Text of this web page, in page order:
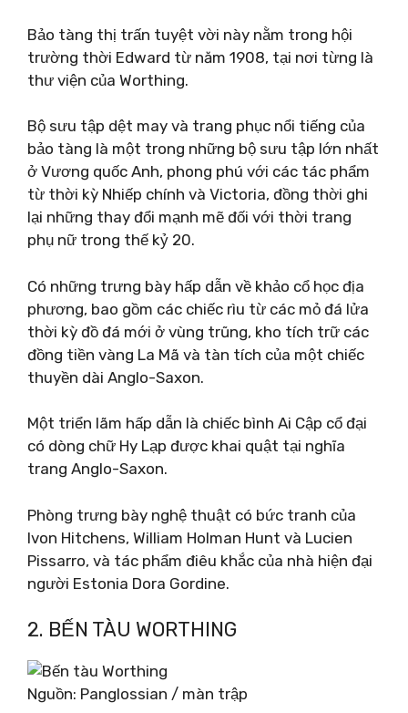
Bảo tàng thị trấn tuyệt vời này nằm trong hội
trường thời Edward từ năm 1908, tại nơi từng là
thư viện của Worthing.
Bộ sưu tập dệt may và trang phục nổi tiếng của
bảo tàng là một trong những bộ sưu tập lớn nhất
ở Vương quốc Anh, phong phú với các tác phẩm
từ thời kỳ Nhiếp chính và Victoria, đồng thời ghi
lại những thay đổi mạnh mẽ đối với thời trang
phụ nữ trong thế kỷ 20.
Có những trưng bày hấp dẫn về khảo cổ học địa
phương, bao gồm các chiếc rìu từ các mỏ đá lửa
thời kỳ đồ đá mới ở vùng trũng, kho tích trữ các
đồng tiền vàng La Mã và tàn tích của một chiếc
thuyền dài Anglo-Saxon.
Một triển lãm hấp dẫn là chiếc bình Ai Cập cổ đại
có dòng chữ Hy Lạp được khai quật tại nghĩa
trang Anglo-Saxon.
Phòng trưng bày nghệ thuật có bức tranh của
Ivon Hitchens, William Holman Hunt và Lucien
Pissarro, và tác phẩm điêu khắc của nhà hiện đại
người Estonia Dora Gordine.
2. BẾN TÀU WORTHING
Nguồn: Panglossian / màn trập